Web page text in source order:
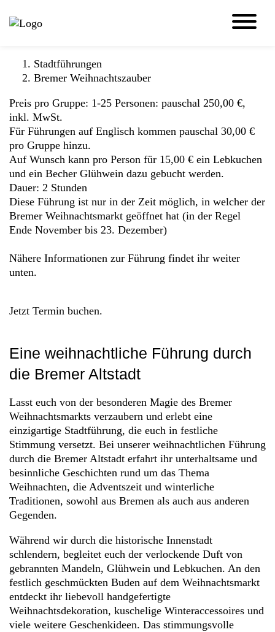
Inhalt
springen
Einstellungen
MENU
Bremer Weihnachtszauber
Stadtführungen
Bremer Weihnachtszauber
Preis pro Gruppe: 1-25 Personen: pauschal 250,00 €,
inkl. MwSt.
Für Führungen auf Englisch kommen pauschal 30,00 €
pro Gruppe hinzu.
Auf Wunsch kann pro Person für 15,00 € ein Lebkuchen
und ein Becher Glühwein dazu gebucht werden.
Dauer: 2 Stunden
Diese Führung ist nur in der Zeit möglich, in welcher der
Bremer Weihnachtsmarkt geöffnet hat (in der Regel
Ende November bis 23. Dezember)
Nähere Informationen zur Führung findet ihr weiter
unten.
Jetzt Termin buchen.
Eine weihnachtliche Führung durch
die Bremer Altstadt
Lasst euch von der besonderen Magie des Bremer
Weihnachtsmarkts verzaubern und erlebt eine
einzigartige Stadtführung, die euch in festliche
Stimmung versetzt. Bei unserer weihnachtlichen Führung
durch die Bremer Altstadt erfahrt ihr unterhaltsame und
besinnliche Geschichten rund um das Thema
Weihnachten, die Adventszeit und winterliche
Traditionen, sowohl aus Bremen als auch aus anderen
Gegenden.
Während wir durch die historische Innenstadt
schlendern, begleitet euch der verlockende Duft von
gebrannten Mandeln, Glühwein und Lebkuchen. An den
festlich geschmückten Buden auf dem Weihnachtsmarkt
entdeckt ihr liebevoll handgefertigte
Weihnachtsdekoration, kuschelige Winteraccessoires und
viele weitere Geschenkideen. Das stimmungsvolle